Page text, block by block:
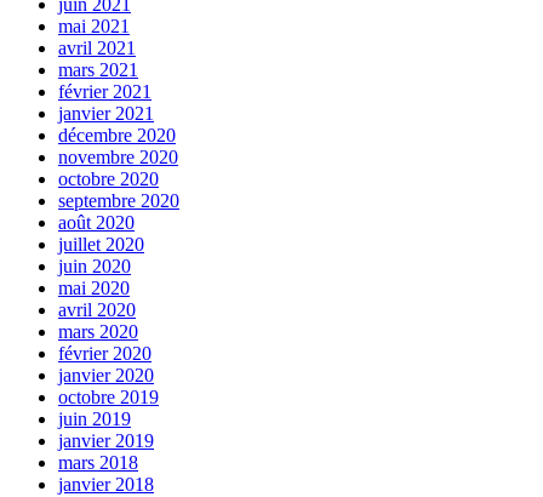
juin 2021
mai 2021
avril 2021
mars 2021
février 2021
janvier 2021
décembre 2020
novembre 2020
octobre 2020
septembre 2020
août 2020
juillet 2020
juin 2020
mai 2020
avril 2020
mars 2020
février 2020
janvier 2020
octobre 2019
juin 2019
janvier 2019
mars 2018
janvier 2018